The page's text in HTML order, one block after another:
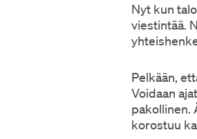
Nyt kun
viestintää.
Pelkään,
Voidaan
pakollinen.
korostuu